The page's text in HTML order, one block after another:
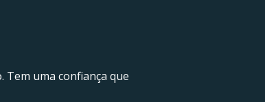
uma confiança que